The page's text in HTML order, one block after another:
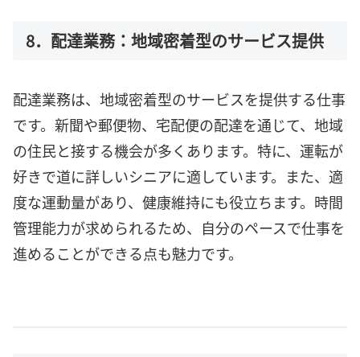
8．配達業務：地域密着型のサービス提供
配達業務は、地域密着型のサービスを提供する仕事
です。新聞や郵便物、宅配便の配達を通じて、地域
の住民と接する機会が多くあります。特に、運転が
好きで道に詳しいシニアに適しています。また、適
度な運動量があり、健康維持にも役立ちます。時間
管理能力が求められるため、自分のペースで仕事を
進めることができる点も魅力です。